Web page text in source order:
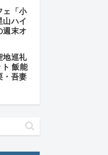
ェ「小
山ハイ
週末オ
地巡礼
飯能
・吾妻